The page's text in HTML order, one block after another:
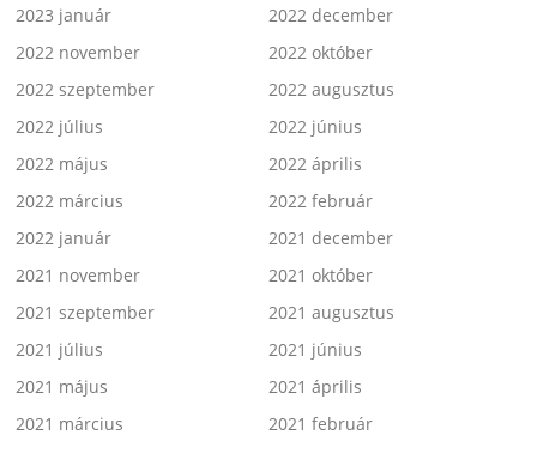
2023 január
2022 december
2022 november
2022 október
2022 szeptember
2022 augusztus
2022 július
2022 június
2022 május
2022 április
2022 március
2022 február
2022 január
2021 december
2021 november
2021 október
2021 szeptember
2021 augusztus
2021 július
2021 június
2021 május
2021 április
2021 március
2021 február